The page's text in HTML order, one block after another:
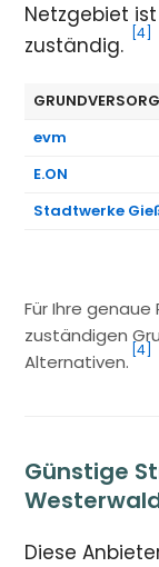
Netzgebiet
zuständig.
[4]
evm
E.ON
Stadtwerke
Für Ihre genaue
zuständigen
Alternativen.
[4]
Günstige
Diese